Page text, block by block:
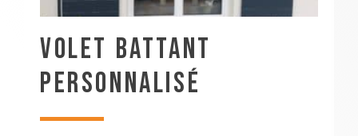
VOLET BATTANT
PERSONNALISÉ